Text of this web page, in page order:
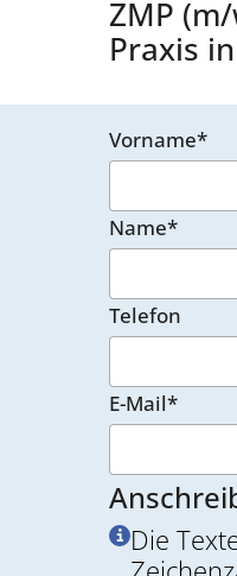
ZMP
Praxis
Vorname*
Name*
Telefon
E-Mail*
Die